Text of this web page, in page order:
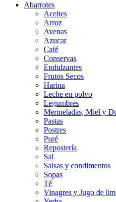
Abarrotes
Aceites
Arroz
Avenas
Azucar
Café
Conservas
Endulzantes
Frutos Secos
Harina
Leche en polvo
Legumbres
Mermeladas, Miel y
Pastas
Postres
Puré
Repostería
Sal
Salsas y condimentos
Sopas
Té
Vinagres y Jugo de